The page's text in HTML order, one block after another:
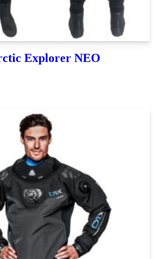
Explorer NEO